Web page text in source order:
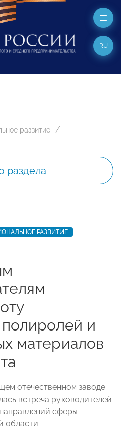
RU
развитие
раздела
РАЗВИТИЕ
и
материалов
отечественном заводе
встреча руководителей
сферы
области.